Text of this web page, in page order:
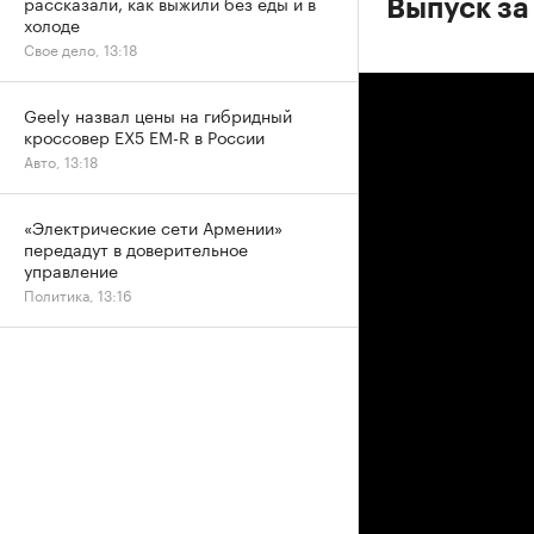
Выпуск
холоде
Свое дело, 13:18
Geely назвал цены на гибридный
кроссовер EX5 EM-R в России
Авто, 13:18
«Электрические сети Армении»
передадут в доверительное
управление
Политика, 13:16